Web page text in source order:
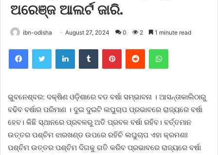
ଅରେଞ୍ଜ ଆଲର୍ଟ ଜାରି.
ibn-odisha August 27, 2024 0 2 1 minute read
FacebookTwitter LinkedInTumblr PinterestReddit WhatsApp
ଭୁବନେଶ୍ବର: ଦକ୍ଷିଣ ଓଡ଼ିଶାରେ ବଡ ବର୍ଷା ସମ୍ଭାବନା । ଆସନ୍ତାକାଲିଠାରୁ
ବଢିବ ବର୍ଷାର ପରିମାଣ । ଦୁଇ ଦୁଇଟି ଲଘୁଚାପ ପ୍ରଭାବରେ ରାଜ୍ୟରେ ବର୍ଷା
ହେବ। କିଛି ସ୍ଥାନରେ ପ୍ରବଳରୁ ଅତି ପ୍ରବଳ ବର୍ଷା ରହିବ। ବର୍ତ୍ତମାନ
ଉତ୍ତର ପଶ୍ଚିମ ଝାରଖଣ୍ଡ ଉପରେ ରହିଚି ଲଘୁଚାପ ଏହା କ୍ରମଶଃ
ପଶ୍ଚିମ ଉତ୍ତର ପଶ୍ଚିମ ଦିଗକୁ ଗତି କରିବ ପ୍ରଭାବରେ ରାଜ୍ୟରେ ବର୍ଷା